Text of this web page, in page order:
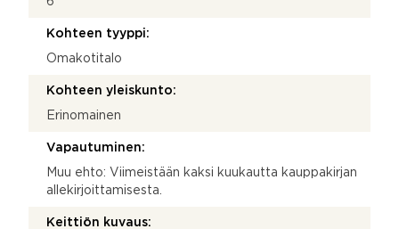
Kohteen tyyppi:
Omakotitalo
Kohteen yleiskunto:
Erinomainen
Vapautuminen:
Muu ehto: Viimeistään kaksi kuukautta kauppakirjan
allekirjoittamisesta.
Keittiön kuvaus: